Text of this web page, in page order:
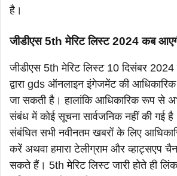
है।
जीडीएस 5th मेरिट लिस्ट 2024 कब
जीडीएस 5th मेरिट लिस्ट 10 दिसंबर
द्वारा gds ऑनलाइन इंगेजमेंट की
जा सकती है। हालांकि आधिकारिक रूप से
संबंध में कोई सूचना सार्वजनिक नहीं की गई
संबंधित सभी नवीनतम खबरों के लिए
करें अथवा हमारा टेलीग्राम और व्हाट्सएप
सकते हैं। 5th मेरिट लिस्ट जारी होते ही